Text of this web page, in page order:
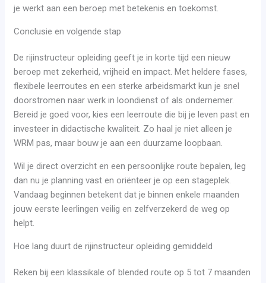
je werkt aan een beroep met betekenis en toekomst.
Conclusie en volgende stap
De rijinstructeur opleiding geeft je in korte tijd een nieuw
beroep met zekerheid, vrijheid en impact. Met heldere fases,
flexibele leerroutes en een sterke arbeidsmarkt kun je snel
doorstromen naar werk in loondienst of als ondernemer.
Bereid je goed voor, kies een leerroute die bij je leven past en
investeer in didactische kwaliteit. Zo haal je niet alleen je
WRM pas, maar bouw je aan een duurzame loopbaan.
Wil je direct overzicht en een persoonlijke route bepalen, leg
dan nu je planning vast en oriënteer je op een stageplek.
Vandaag beginnen betekent dat je binnen enkele maanden
jouw eerste leerlingen veilig en zelfverzekerd de weg op
helpt.
Hoe lang duurt de rijinstructeur opleiding gemiddeld
Reken bij een klassikale of blended route op 5 tot 7 maanden